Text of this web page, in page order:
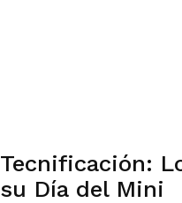
Tecnificación:
su Día del Mini